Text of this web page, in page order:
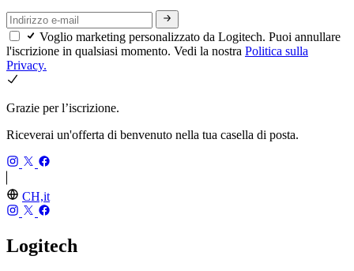
Voglio marketing personalizzato da Logitech. Puoi annullare
l'iscrizione in qualsiasi momento. Vedi la nostra Politica sulla
Privacy.
Grazie per l’iscrizione.
Riceverai un'offerta di benvenuto nella tua casella di posta.
CH,it
Logitech